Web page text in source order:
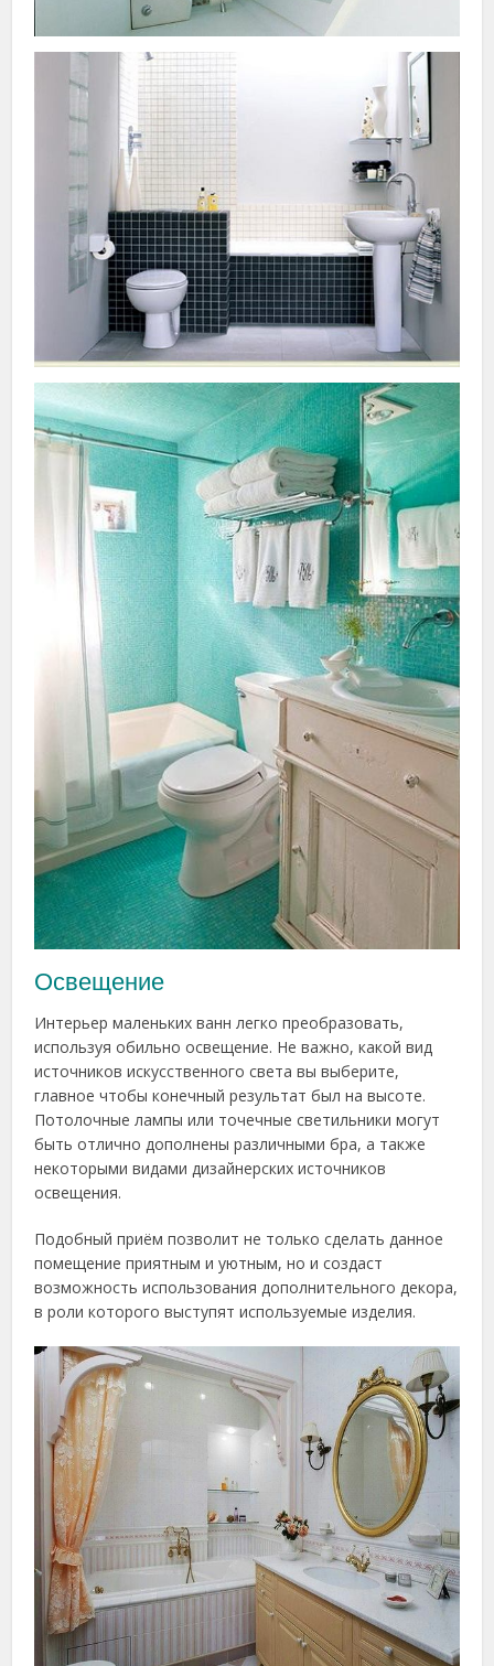
Освещение
Интерьер маленьких ванн легко преобразовать,
используя обильно освещение. Не важно, какой вид
источников искусственного света вы выберите,
главное чтобы конечный результат был на высоте.
Потолочные лампы или точечные светильники могут
быть отлично дополнены различными бра, а также
некоторыми видами дизайнерских источников
освещения.
Подобный приём позволит не только сделать данное
помещение приятным и уютным, но и создаст
возможность использования дополнительного декора,
в роли которого выступят используемые изделия.